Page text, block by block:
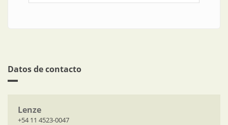
Datos de contacto
Lenze
+54 11 4523-0047